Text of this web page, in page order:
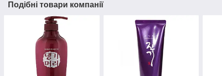
Подібні товари компанії